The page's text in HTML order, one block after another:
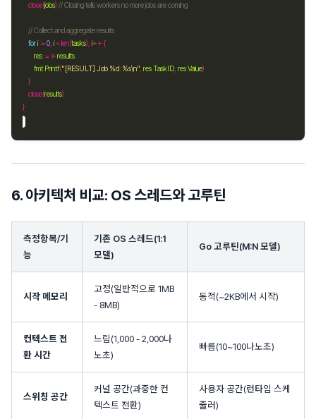
	close(
jobs) // Closing tells workers no more jobs are coming
// Collect and aggregate results
fori:=0; i < len(tasks); i++
res:= <-results
fmt Printf("[RESULT] Job %d: %s\n" resTaskID resValue
	close(
results
6. 아키텍처 비교: OS 스레드와 고루틴
측정항목/기
능
기존 OS 스레드(1:1
모델)
Go 고루틴(M:N 모델)
시작 메모리
고정(일반적으로 1MB
- 8MB)
동적(~2KB에서 시작)
컨텍스트 전
환 시간
느림(1,000 - 2,000나
노초)
빠름(10~100나노초)
스위칭 공간
커널 공간(과중한 컨
텍스트 전환)
사용자 공간(런타임 스케
줄러)